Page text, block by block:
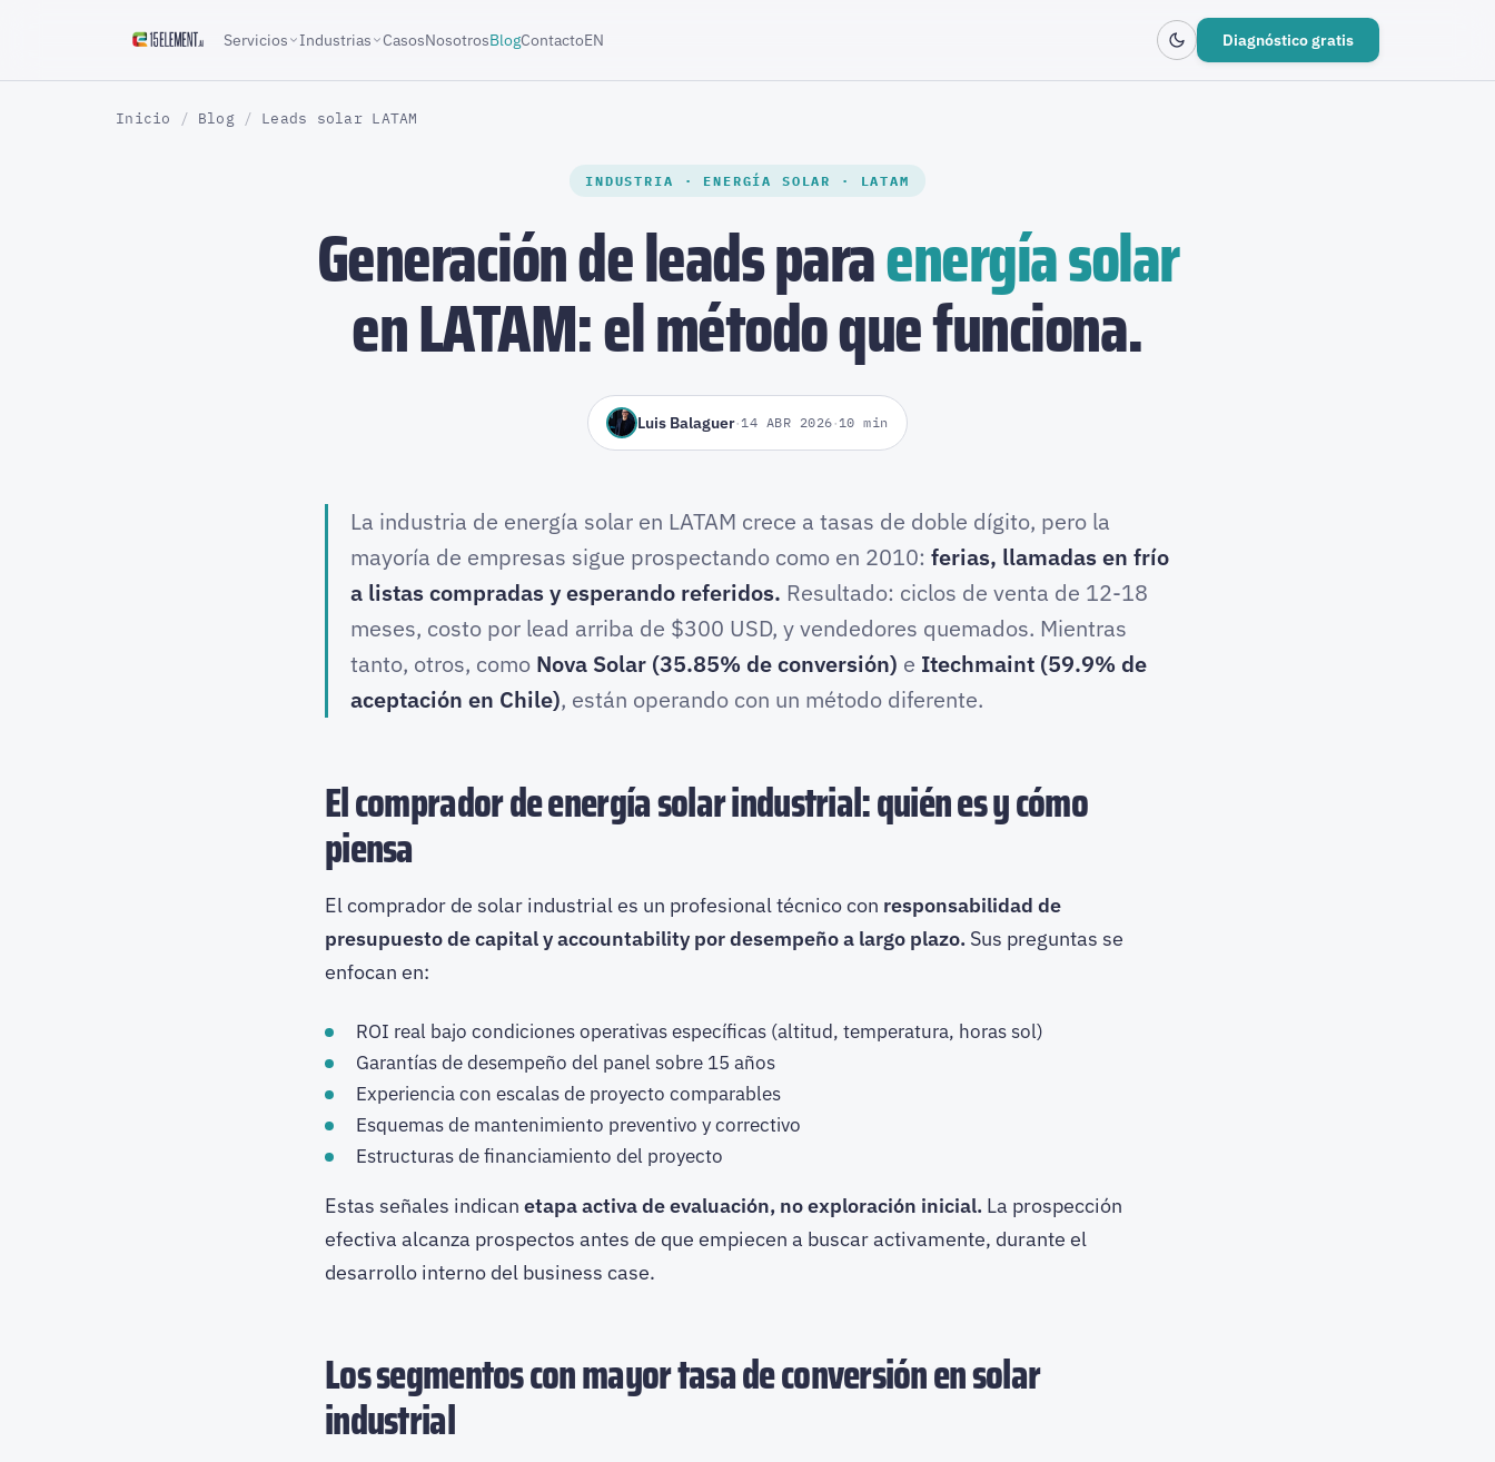
Servicios Industrias CasosNosotrosBlogContactoEN Diagnóstico gratis
Inicio / Blog / Leads solar LATAM
INDUSTRIA · ENERGÍA SOLAR · LATAM
Generación de leads paraenergía solar
en LATAM: el método que funciona.
Luis Balaguer·14 ABR 2026·10 min
La industria de energía solar en LATAM crece a tasas de doble dígito, pero la
mayoría de empresas sigue prospectando como en 2010: ferias, llamadas en frío
a listas compradas y esperando referidos. Resultado: ciclos de venta de 12-18
meses, costo por lead arriba de $300 USD, y vendedores quemados. Mientras
tanto, otros, como Nova Solar (35.85% de conversión) e Itechmaint (59.9% de
aceptación en Chile), están operando con un método diferente.
El comprador de energía solar industrial: quién es y cómo
piensa
El comprador de solar industrial es un profesional técnico con responsabilidad de
presupuesto de capital y accountability por desempeño a largo plazo. Sus preguntas se
enfocan en:
ROI real bajo condiciones operativas específicas (altitud, temperatura, horas sol)
Garantías de desempeño del panel sobre 15 años
Experiencia con escalas de proyecto comparables
Esquemas de mantenimiento preventivo y correctivo
Estructuras de financiamiento del proyecto
Estas señales indican etapa activa de evaluación, no exploración inicial. La prospección
efectiva alcanza prospectos antes de que empiecen a buscar activamente, durante el
desarrollo interno del business case.
Los segmentos con mayor tasa de conversión en solar
industrial